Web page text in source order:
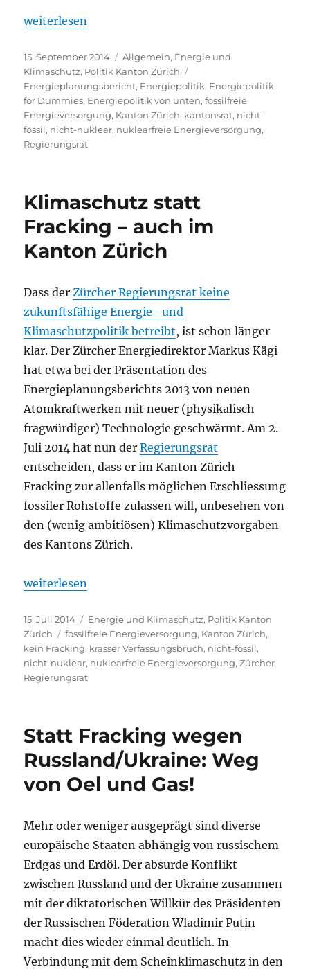
„Kanton Zürich ohne mehrheitsfähige
weiterlesen
Veröffentlicht
am
15. September 2014 Kategorien
Allgemein, Energie und
Klimaschutz, Politik Kanton Zürich
Energieplanungsbericht, Energiepolitik, Energiepolitik
for Dummies, Energiepolitik von unten,fossilfreie
Energieversorgung, Kanton Zürich, kantonsrat, nicht-
fossil, nicht-nuklear, nuklearfreie Energieversorgung,
Regierungsrat
Klimaschutz statt
Fracking – auch im
Kanton Zürich
Dass derZürcher Regierungsrat keine
zukunftsfähige Energie- und
Klimaschutzpolitik betreibt, ist schon länger
klar. Der Zürcher Energiedirektor Markus Kägi
hat etwa bei der Präsentation des
Energieplanungsberichts 2013 von neuen
Atomkraftwerken mit neuer (physikalisch
fragwürdiger) Technologie geschwärmt. Am 2.
Juli 2014 hat nun derRegierungsrat
entscheiden, dass er im Kanton Zürich
Fracking zur allenfalls möglichen Erschliessung
fossiler Rohstoffe zulassen will, unbesehen von
den (wenig ambitiösen) Klimaschutzvorgaben
des Kantons Zürich.
„Klimaschutz statt Fracking – auch im Kanton
weiterlesen
Veröffentlicht
am
15. Juli 2014 Kategorien
Energie und Klimaschutz, Politik Kanton
Zürich
Schlagwörter
fossilfreie Energieversorgung, Kanton Zürich,
kein Fracking, krasser Verfassungsbruch, nicht-fossil,
nicht-nuklear, nuklearfreie Energieversorgung,Zürcher
Regierungsrat
Statt Fracking wegen
Russland/Ukraine: Weg
von Oel und Gas!
Mehr oder weniger ausgeprägt sind diverse
europäische Staaten abhängig von russischem
Erdgas und Erdöl. Der absurde Konflikt
zwischen Russland und der Ukraine zusammen
mit der diktatorischen Willkür des Präsidenten
der Russischen Föderation Wladimir Putin
macht dies wieder einmal deutlich. In
Verbindung mit dem Scheinklimaschutz in den